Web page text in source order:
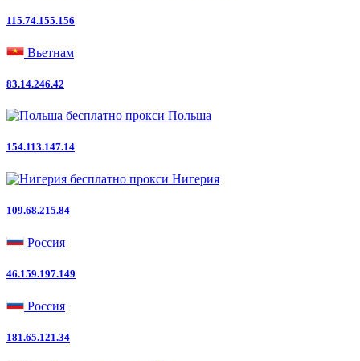
115.74.155.156
Вьетнам
83.14.246.42
Польша
154.113.147.14
Нигерия
109.68.215.84
Россия
46.159.197.149
Россия
181.65.121.34